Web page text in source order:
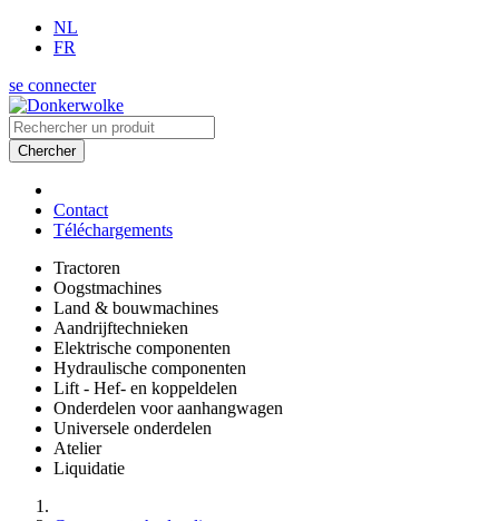
NL
FR
se connecter
Chercher
Contact
Téléchargements
Tractoren
Oogstmachines
Land & bouwmachines
Aandrijftechnieken
Elektrische componenten
Hydraulische componenten
Lift - Hef- en koppeldelen
Onderdelen voor aanhangwagen
Universele onderdelen
Atelier
Liquidatie